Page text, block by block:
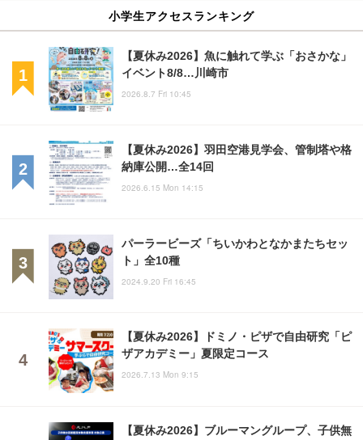
小学生アクセスランキング
【夏休み2026】魚に触れて学ぶ「おさかな」
イベント8/8…川崎市
2026.8.7 Fri 10:45
【夏休み2026】羽田空港見学会、管制塔や格
納庫公開…全14回
2026.6.15 Mon 14:15
パーラービーズ「ちいかわとなかまたちセッ
ト」全10種
2024.9.20 Fri 16:45
【夏休み2026】ドミノ・ピザで自由研究「ピ
ザアカデミー」夏限定コース
2026.7.13 Mon 9:15
【夏休み2026】ブルーマングループ、子供無